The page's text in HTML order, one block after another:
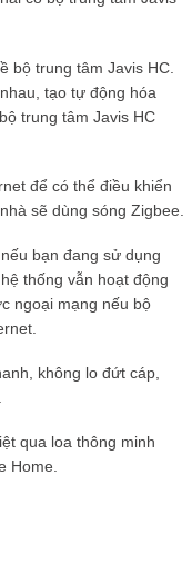
bộ trung tâm Javis HC.
tạo tự động hóa
trung tâm Javis HC
để có thể điều khiển
sẽ dùng sóng Zigbee.
bạn đang sử dụng
thống vẫn hoạt động
ngoại mạng nếu bộ
không lo đứt cáp,
qua loa thông minh
Home.